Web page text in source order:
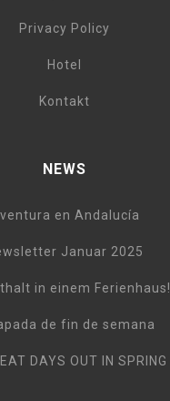
Privacy Policy
Hotel
Kontakt
NEWS
en Andalucía
Januar 2025
in einem Ferienhaus!
de fin de semana
DAYS OUT IN SPRING